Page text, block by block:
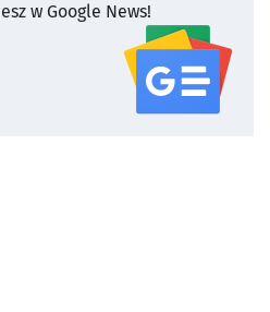
w Google News!
serwisu